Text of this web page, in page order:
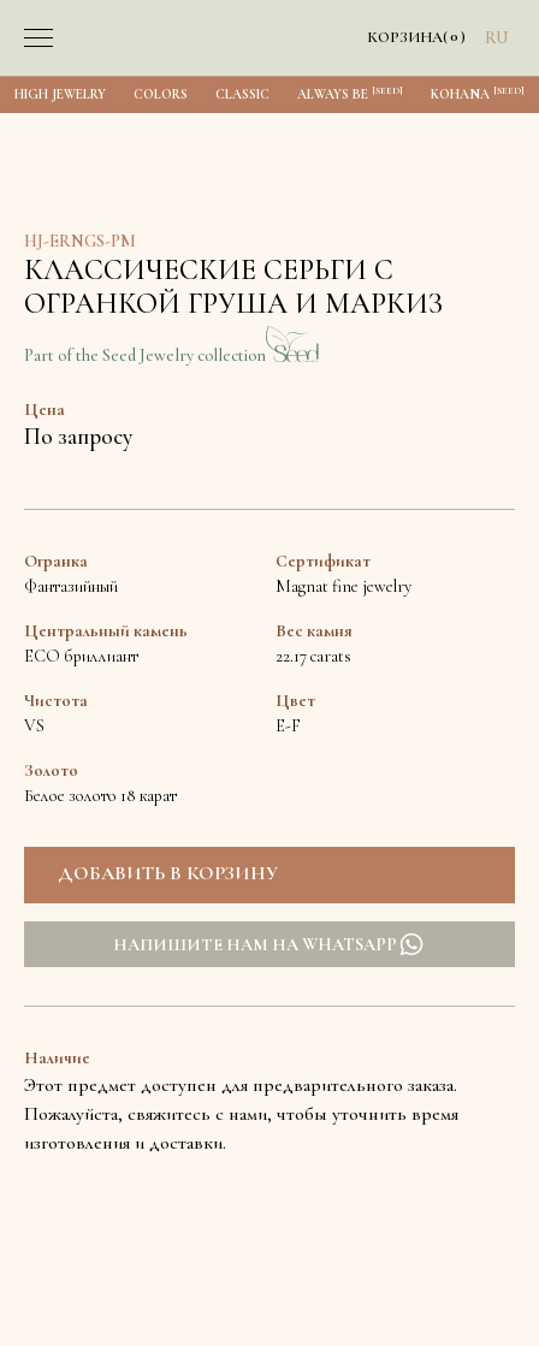
КОРЗИНА(0) RU
HIGH JEWELRY COLORS CLASSIC ALWAYS BE [SEED] KOHANA [SEED]
HJ-ERNGS-PM
КЛАССИЧЕСКИЕ СЕРЬГИ С
ОГРАНКОЙ ГРУША И МАРКИЗ
Part of the Seed Jewelry collection
Цена
По запросу
Огранка
Фантазийный
Сертификат
Magnat fine jewelry
Центральный камень
ECO бриллиант
Вес камня
22.17 carats
Чистота
VS
Цвет
E-F
Золото
Белое золото 18 карат
НАПИШИТЕ НАМ НА WHATSAPP
Наличие
Этот предмет доступен для предварительного заказа.
Пожалуйста, свяжитесь с нами, чтобы уточнить время
изготовления и доставки.